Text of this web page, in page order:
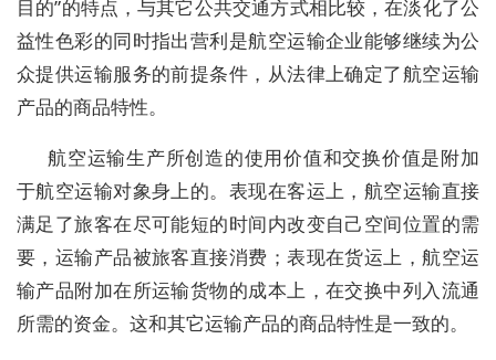
目的”的特点，与其它公共交通方式相比较，在淡化了公
益性色彩的同时指出营利是航空运输企业能够继续为公
众提供运输服务的前提条件，从法律上确定了航空运输
产品的商品特性。
航空运输生产所创造的使用价值和交换价值是附加
于航空运输对象身上的。表现在客运上，航空运输直接
满足了旅客在尽可能短的时间内改变自己空间位置的需
要，运输产品被旅客直接消费；表现在货运上，航空运
输产品附加在所运输货物的成本上，在交换中列入流通
所需的资金。这和其它运输产品的商品特性是一致的。